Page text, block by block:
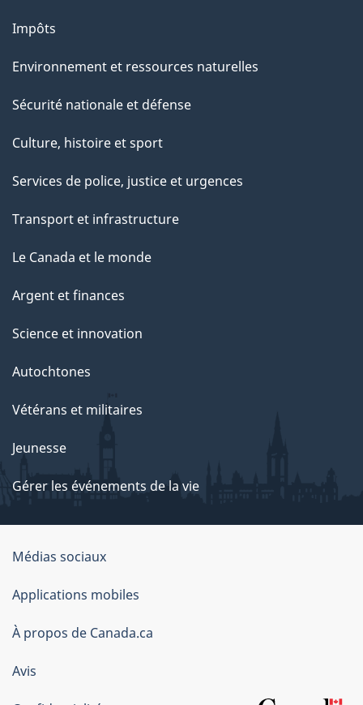
Impôts
Environnement et ressources naturelles
Sécurité nationale et défense
Culture, histoire et sport
Services de police, justice et urgences
Transport et infrastructure
Le Canada et le monde
Argent et finances
Science et innovation
Autochtones
Vétérans et militaires
Jeunesse
Gérer les événements de la vie
Organisation
du
gouvernement
du
Canada
Médias sociaux
Applications mobiles
À propos de Canada.ca
Avis